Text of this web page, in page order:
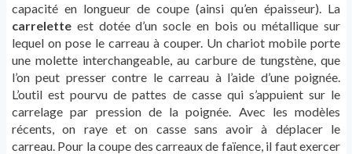
capacité en longueur de coupe (ainsi qu’en épaisseur). La
carrelette est dotée d’un socle en bois ou métallique sur
lequel on pose le carreau à couper. Un chariot mobile porte
une molette interchangeable, au carbure de tungstène, que
l’on peut presser contre le carreau à l’aide d’une poignée.
L’outil est pourvu de pattes de casse qui s’appuient sur le
carrelage par pression de la poignée. Avec les modèles
récents, on raye et on casse sans avoir à déplacer le
carreau. Pour la coupe des carreaux de faïence, il faut exercer